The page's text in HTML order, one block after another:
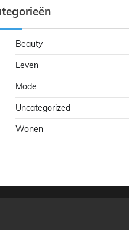
Beauty
Leven
Mode
Uncategorized
Wonen